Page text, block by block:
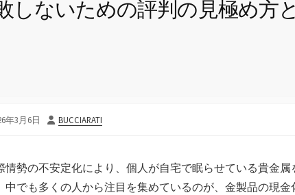
しないための評判の見極め方
年3月6日
投
BUCCIARATI
情勢の不安定化により、個人が自宅で眠らせている貴金属
中でも多くの人から注目を集めているのが、金製品の現金